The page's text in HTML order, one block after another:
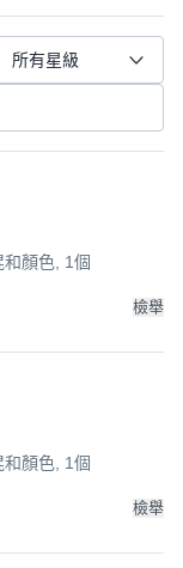
所有星級
顏色, 1個
檢舉
顏色, 1個
檢舉